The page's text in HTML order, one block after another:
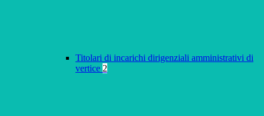
Titolari di incarichi dirigenziali amministrativi di
vertice 2